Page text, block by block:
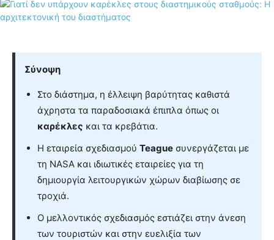
Σύνοψη
Στο διάστημα, η έλλειψη βαρύτητας καθιστά
άχρηστα τα παραδοσιακά έπιπλα όπως οι
καρέκλες και τα κρεβάτια.
Η εταιρεία σχεδιασμού Teague συνεργάζεται με
τη NASA και ιδιωτικές εταιρείες για τη
δημιουργία λειτουργικών χώρων διαβίωσης σε
τροχιά.
Ο μελλοντικός σχεδιασμός εστιάζει στην άνεση
των τουριστών και στην ευελιξία των